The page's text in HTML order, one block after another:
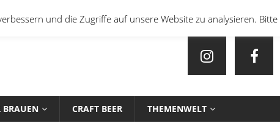
BRAUEN CRAFT BEER THEMENWELT
und die Zugriffe auf unsere Website zu analysieren.